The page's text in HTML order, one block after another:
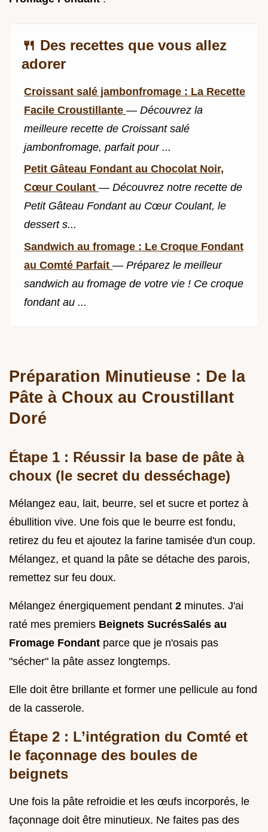
🍴 Des recettes que vous allez
adorer
Croissant salé jambonfromage : La Recette
Facile Croustillante — Découvrez la
meilleure recette de Croissant salé
jambonfromage, parfait pour ...
Petit Gâteau Fondant au Chocolat Noir,
Cœur Coulant — Découvrez notre recette de
Petit Gâteau Fondant au Cœur Coulant, le
dessert s...
Sandwich au fromage : Le Croque Fondant
au Comté Parfait — Préparez le meilleur
sandwich au fromage de votre vie ! Ce croque
fondant au ...
Préparation Minutieuse : De la
Pâte à Choux au Croustillant
Doré
Étape 1 : Réussir la base de pâte à
choux (le secret du desséchage)
Mélangez eau, lait, beurre, sel et sucre et portez à
ébullition vive. Une fois que le beurre est fondu,
retirez du feu et ajoutez la farine tamisée d'un coup.
Mélangez, et quand la pâte se détache des parois,
remettez sur feu doux.
Mélangez énergiquement pendant 2 minutes. J'ai
raté mes premiers Beignets SucrésSalés au
Fromage Fondant parce que je n'osais pas
"sécher" la pâte assez longtemps.
Elle doit être brillante et former une pellicule au fond
de la casserole.
Étape 2 : L’intégration du Comté et
le façonnage des boules de
beignets
Une fois la pâte refroidie et les œufs incorporés, le
façonnage doit être minutieux. Ne faites pas des